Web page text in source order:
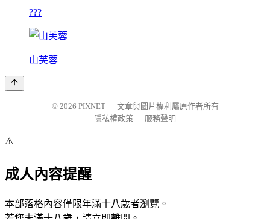
???
山芙蓉
© 2026 PIXNET
文章與圖片權利屬原作者所有
隱私權政策
服務聲明
⚠️
成人內容提醒
本部落格內容僅限年滿十八歲者瀏覽。